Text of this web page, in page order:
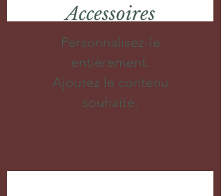
Accessoires
Personnalisez-le
entièrement.
Ajoutez le contenu
souhaité.